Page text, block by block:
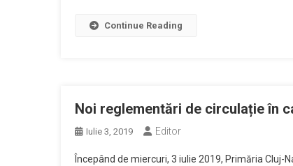
Continue Reading
Noi reglementări de circulație în
Iulie 3, 2019 Editor
Începând de miercuri, 3 iulie 2019, Primăria